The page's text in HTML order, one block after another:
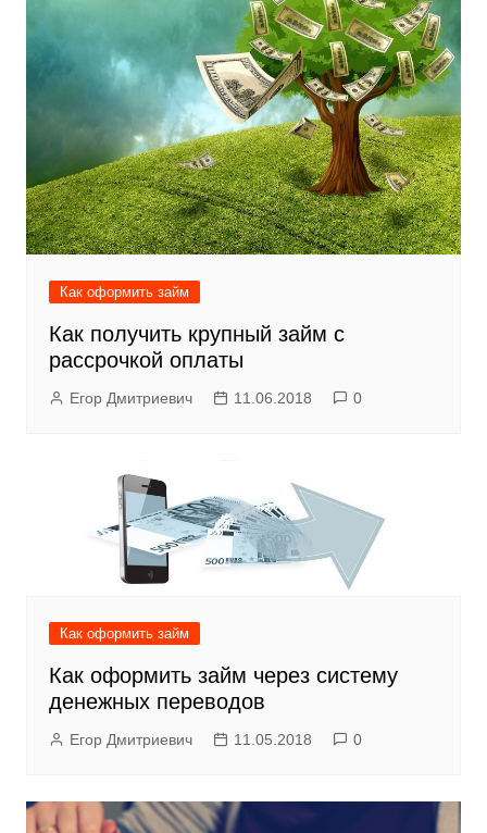
Как оформить займ
Как получить крупный займ с
рассрочкой оплаты
Егор Дмитриевич 11.06.2018 0
Как оформить займ
Как оформить займ через систему
денежных переводов
Егор Дмитриевич 11.05.2018 0